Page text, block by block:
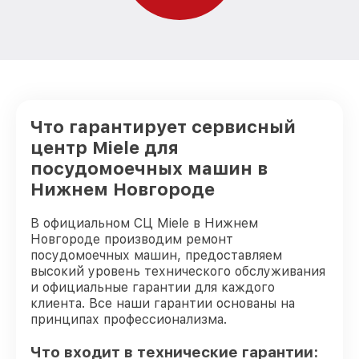
Замена блока управления
посудомоечной машины Miele
Замена замка посудомоечной машины
Miele
Ремонт электропроводки
посудомоечной машины Miele
Замена шнура питания посудомоечной
машины Miele
Корпусный ремонт (замена резинок,
креплений, кнопок) посудомоечной
машины Miele
от 850₽
Ремонт платы управления
(восстановление) посудомоечной
Что гарантирует сервисный
центр Miele для
посудомоечных машин в
Нижнем Новгороде
В официальном СЦ Miele в Нижнем
Новгороде производим ремонт
посудомоечных машин, предоставляем
высокий уровень технического обслуживания
и официальные гарантии для каждого
клиента. Все наши гарантии основаны на
принципах профессионализма.
Что входит в технические гарантии: